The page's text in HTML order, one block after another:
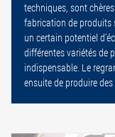
techniques, sont
fabrication de produits
un certain potentiel
différentes variétés de
indispensable. Le
ensuite de produire